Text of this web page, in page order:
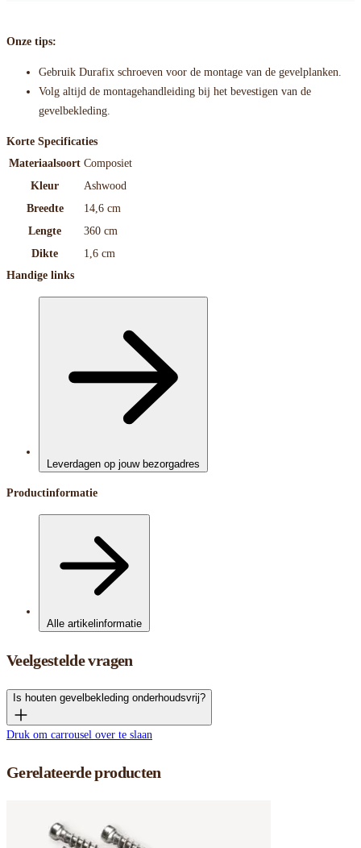
Onze tips:
Gebruik Durafix schroeven voor de montage van de gevelplanken.
Volg altijd de montagehandleiding bij het bevestigen van de
gevelbekleding.
Korte Specificaties
Materiaalsoort Composiet
Kleur
Ashwood
Breedte
14,6 cm
Lengte
360 cm
Dikte
1,6 cm
Handige links
Leverdagen op jouw bezorgadres
Productinformatie
Alle artikelinformatie
Veelgestelde vragen
Is houten gevelbekleding onderhoudsvrij?
Druk om carrousel over te slaan
Gerelateerde producten